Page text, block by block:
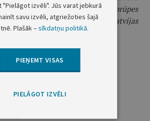
"Par primārās veselības aprūpes
apmaksas kārtību" skat. "Latvijas
Nr.304.
"Pielāgot izvēli". Jūs varat jebkurā
savu izvēli, atgriežoties šajā
Plašāk –sīkdatņu politikā.
PIEŅEMT VISAS
PIELĀGOT IZVĒLI